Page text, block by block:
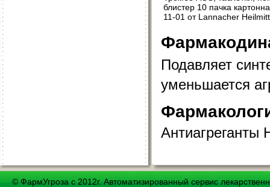
блистер 10 пачка
11-01 от Lannacher
Подавляет
уменьшается
© ФармУгроза с 2012г. Автоматизированный сервис